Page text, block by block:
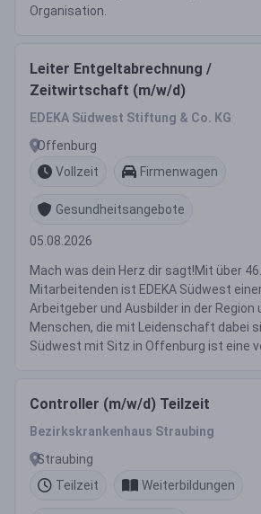
Organisation.
Leiter Entgeltabrechnung /
Zeitwirtschaft (m/w/d)
EDEKA Südwest Stiftung & Co. KG
Offenburg
Vollzeit
Firmenwagen
Gesundheitsangebote
05.08.2026
Mach was dein Herz dir sagt!Mit über
Mitarbeitenden ist EDEKA Südwest
Arbeitgeber und Ausbilder in der Region
Menschen, die mit Leidenschaft dabei
Südwest mit Sitz in Offenburg ist eine
Controller (m/w/d) Teilzeit
Bezirkskrankenhaus Straubing
Straubing
Teilzeit
Weiterbildungen